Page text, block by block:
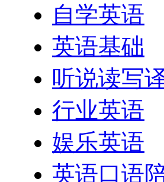
自学英语
英语基础
听说读写
行业英语
娱乐英语
英语口语